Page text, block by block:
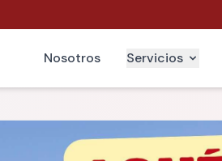
Nosotros Servicios